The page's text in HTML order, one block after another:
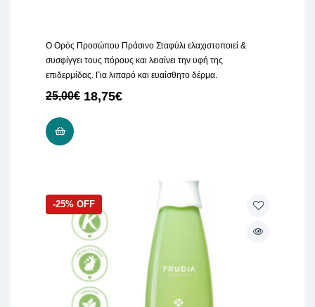
Ο Ορός Προσώπου Πράσινο Σταφύλι ελαχιστοποιεί &
συσφίγγει τους πόρους και λειαίνει την υφή της
επιδερμίδας. Για λιπαρό και ευαίσθητο δέρμα.
25,00€ 18,75€
-25% OFF